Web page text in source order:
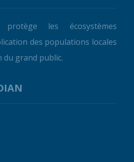
les écosystèmes
des populations locales
du grand public.